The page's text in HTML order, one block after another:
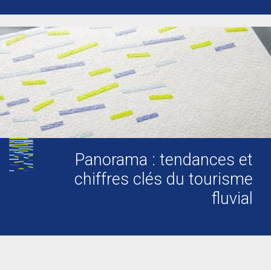
Panorama : tendances et
chiffres clés du tourisme
fluvial